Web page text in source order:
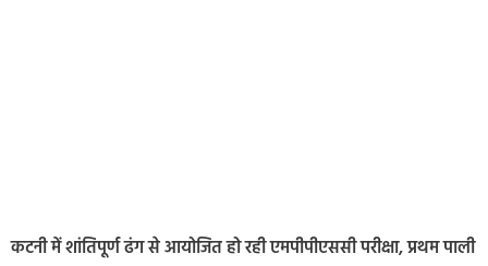
कटनी में शांतिपूर्ण ढंग से आयोजित हो रही एमपीपीएससी परीक्षा, प्रथम पाली